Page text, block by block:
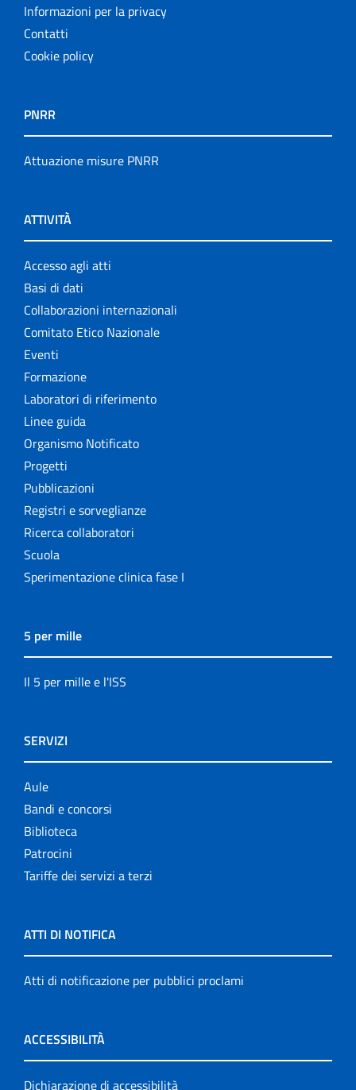
Informazioni per la privacy
Contatti
Cookie policy
PNRR
Attuazione misure PNRR
ATTIVITÀ
Accesso agli atti
Basi di dati
Collaborazioni internazionali
Comitato Etico Nazionale
Eventi
Formazione
Laboratori di riferimento
Linee guida
Organismo Notificato
Progetti
Pubblicazioni
Registri e sorveglianze
Ricerca collaboratori
Scuola
Sperimentazione clinica fase I
5 per mille
Il 5 per mille e l'ISS
SERVIZI
Aule
Bandi e concorsi
Biblioteca
Patrocini
Tariffe dei servizi a terzi
ATTI DI NOTIFICA
Atti di notificazione per pubblici proclami
ACCESSIBILITÀ
Dichiarazione di accessibilità